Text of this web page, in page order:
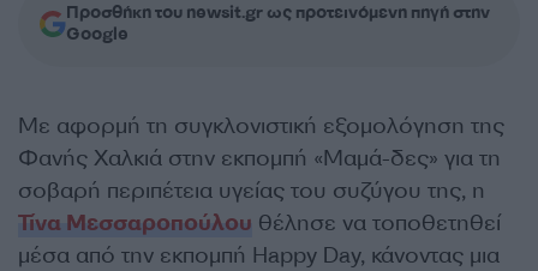
Προσθήκη του newsit.gr ως προτεινόμενη πηγή στην
Google
Με αφορμή τη συγκλονιστική εξομολόγηση της
Φανής Χαλκιά στην εκπομπή «Μαμά-δες» για τη
σοβαρή περιπέτεια υγείας του συζύγου της, η
Τίνα Μεσσαροπούλου θέλησε να τοποθετηθεί
μέσα από την εκπομπή Happy Day, κάνοντας μια